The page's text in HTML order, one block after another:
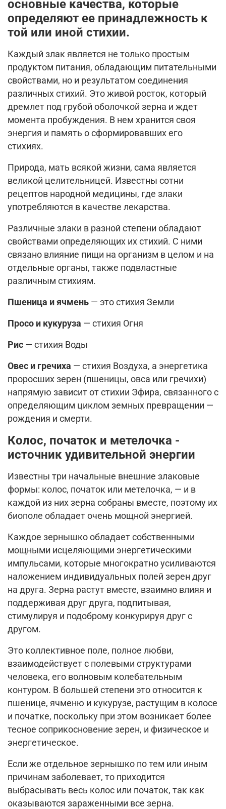
основные качества, которые
определяют ее принадлежность к
той или иной стихии.
Каждый злак является не только простым
продуктом питания, обладающим питательными
свойствами, но и результатом соединения
различных стихий. Это живой росток, который
дремлет под грубой оболочкой зерна и ждет
момента пробуждения. В нем хранится своя
энергия и память о сформировавших его
стихиях.
Природа, мать всякой жизни, сама является
великой целительницей. Известны сотни
рецептов народной медицины, где злаки
употребляются в качестве лекарства.
Различные злаки в разной степени обладают
свойствами определяющих их стихий. С ними
связано влияние пищи на организм в целом и на
отдельные органы, также подвластные
различным стихиям.
Пшеница и ячмень — это стихия Земли
Просо и кукуруза — стихия Огня
Рис — стихия Воды
Овес и гречиха — сти­хия Воздуха, а энергетика
проросших зерен (пшеницы, овса или гречихи)
напрямую зависит от стихии Эфира, связанного с
определяющим циклом земных превращении —
рождения и смерти.
Колос, початок и метелочка -
источник удивительной энергии
Известны три начальные внешние злаковые
формы: колос, початок или метелочка, — и в
каждой из них зерна собраны вместе, поэтому их
биополе обладает очень мощной энергией.
Каждое зернышко обладает собственными
мощными исцеляющими энергетическими
импульсами, которые многократно усиливаются
наложением индивидуальных полей зерен друг
на друга. Зерна растут вместе, взаимно влияя и
поддерживая друг друга, подпитывая,
стимулируя и подоброму конкурируя друг с
другом.
Это коллективное поле, полное любви,
взаимодействует с полевыми структурами
человека, его волновым колебательным
контуром. В большей степени это относится к
пшенице, ячменю и кукурузе, растущим в колосе
и початке, поскольку при этом возникает более
тесное соприкосновение зерен, и физическое и
энергетическое.
Если же отдельное зернышко по тем или иным
причинам заболевает, то приходится
выбрасывать весь колос или початок, так как
оказываются зараженными все зерна.